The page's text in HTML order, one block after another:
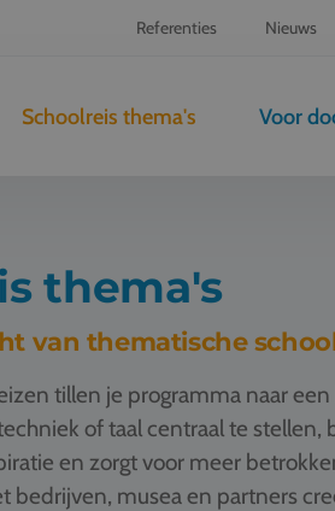
Referenties Nieuws
Schoolreis thema's Voor
thema's
van thematische
tillen je programma naar
of taal centraal te
en zorgt voor meer
bedrijven, musea en partners